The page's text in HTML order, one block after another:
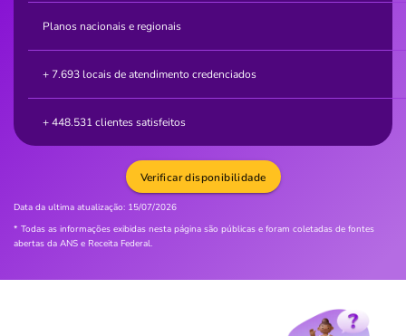
Planos nacionais e regionais
+ 7.693 locais de atendimento credenciados
+ 448.531 clientes satisfeitos
Data da ultima atualização: 15/07/2026
* Todas as informações exibidas nesta página são públicas e foram coletadas de fontes
abertas da ANS e Receita Federal.
Verificar disponibilidade